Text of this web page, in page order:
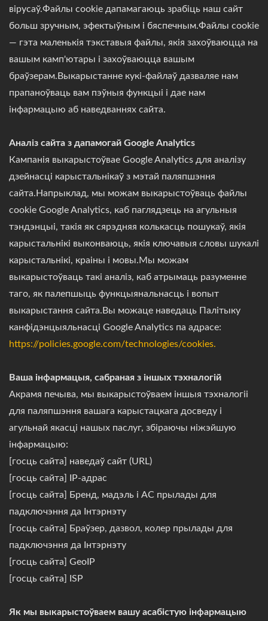
вірусаў.Файлы cookie дапамагаюць зрабіць наш сайт
больш зручным, эфектыўным і бяспечным.Файлы cookie
— гэта маленькія тэкставыя файлы, якія захоўваюцца на
вашым камп'ютары і захоўваюцца вашым
браўзерам.Выкарыстанне кукі-файлаў дазваляе нам
прапаноўваць вам пэўныя функцыі і дае нам
інфармацыю аб наведваннях сайта.
Аналіз сайта з дапамогай Google Analytics
Кампанія выкарыстоўвае Google Analytics для аналізу
дзейнасці карыстальнікаў з мэтай паляпшэння
сайта.Напрыклад, мы можам выкарыстоўваць файлы
cookie Google Analytics, каб паглядзець на агульныя
тэндэнцыі, такія як сярэдняя колькасць пошукаў, якія
карыстальнікі выконваюць, якія ключавыя словы шукалі
карыстальнікі, краіны і мовы.Мы можам
выкарыстоўваць такі аналіз, каб атрымаць разуменне
таго, як палепшыць функцыянальнасць і вопыт
выкарыстання сайта.Вы можаце наведаць Палітыку
канфідэнцыяльнасці Google Analytics па адрасе:
https://policies.google.com/technologies/cookies.
Ваша інфармацыя, сабраная з іншых тэхналогій
Акрамя печыва, мы выкарыстоўваем іншыя тэхналогіі
для паляпшэння вашага карыстацкага досведу і
агульнай якасці нашых паслуг, збіраючы ніжэйшую
інфармацыю:
[госць сайта] наведаў сайт (URL)
[госць сайта] IP-адрас
[госць сайта] Бренд, мадэль і АС прылады для
падключэння да Інтэрнэту
[госць сайта] Браўзер, дазвол, колер прылады для
падключэння да Інтэрнэту
[госць сайта] GeoIP
[госць сайта] ISP
Як мы выкарыстоўваем вашу асабістую інфармацыю